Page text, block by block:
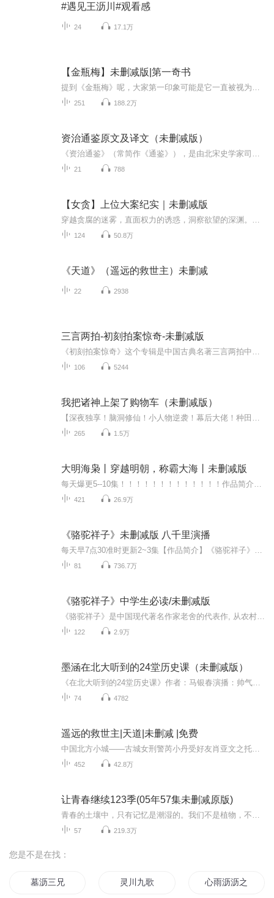
#遇见王沥川#观看感
24 17.1万
【金瓶梅】未删减版|第一奇书
251 188.2万
资治通鉴原文及译文（未删减版）
21 788
【女贪】上位大案纪实｜未删减版
124 50.8万
《天道》（遥远的救世主）未删减
22 2938
三言两拍-初刻拍案惊奇-未删减版
106 5244
我把诸神上架了购物车（未删减版）
265 1.5万
大明海枭丨穿越明朝，称霸大海丨未删减版
421 26.9万
《骆驼祥子》未删减版 八千里演播
81 736.7万
《骆驼祥子》中学生必读/未删减版
122 2.9万
墨涵在北大听到的24堂历史课（未删减版）
74 4782
遥远的救世主|天道|未删减 |免费
452 42.8万
让青春继续123季(05年57集未删减原版)
57 219.3万
您是不是在找：
墓沥三兄 灵川九歌 心雨沥沥之双面